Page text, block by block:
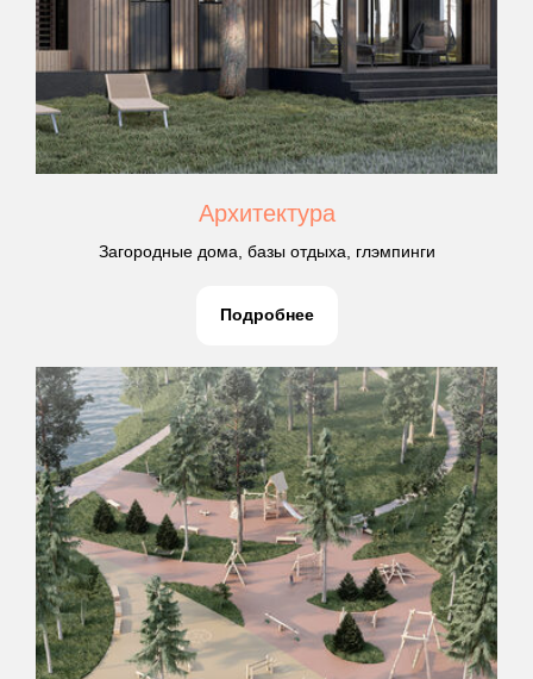
Архитектура
Загородные дома, базы отдыха, глэмпинги
Подробнее